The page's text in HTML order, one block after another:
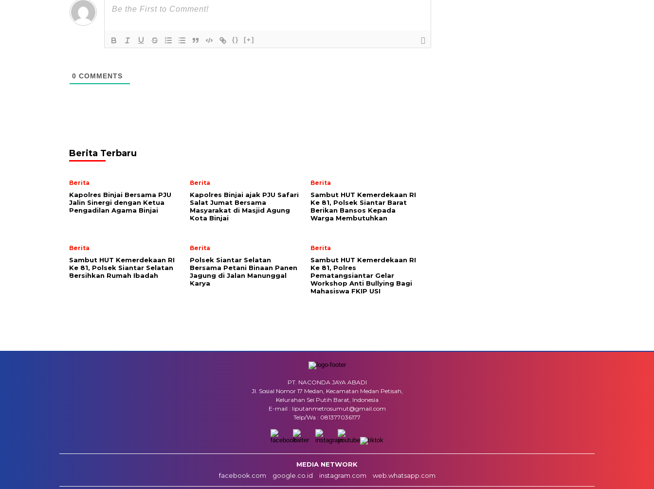
{} [+]
0 COMMENTS
Berita Terbaru
Berita
Kapolres Binjai Bersama PJU
Jalin Sinergi dengan Ketua
Pengadilan Agama Binjai
Berita
Kapolres Binjai ajak PJU Safari
Salat Jumat Bersama
Masyarakat di Masjid Agung
Kota Binjai
Berita
Sambut HUT Kemerdekaan RI
Ke 81, Polsek Siantar Barat
Berikan Bansos Kepada
Warga Membutuhkan
Berita
Sambut HUT Kemerdekaan RI
Ke 81, Polsek Siantar Selatan
Bersihkan Rumah Ibadah
Berita
Polsek Siantar Selatan
Bersama Petani Binaan Panen
Jagung di Jalan Manunggal
Karya
Berita
Sambut HUT Kemerdekaan RI
Ke 81, Polres
Pematangsiantar Gelar
Workshop Anti Bullying Bagi
Mahasiswa FKIP USI
PT. NACONDA JAYA ABADI
Jl. Sosial Nomor 17 Medan, Kecamatan Medan Petisah,
Kelurahan Sei Putih Barat, Indonesia
E-mail : liputanmetrosumut@gmail.com
Telp/Wa : 081377036177
MEDIA NETWORK
facebook.com
google.co.id instagram.com web.whatsapp.com